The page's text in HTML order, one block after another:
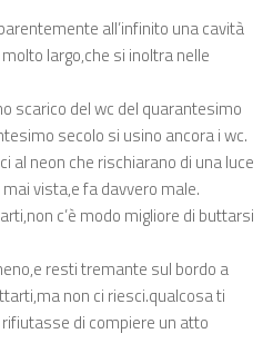
all’infinito una cavità
largo,che si inoltra nelle
scarico del wc del quarantesimo
secolo si usino ancora i wc.
al neon che rischiarano di una luce
vista,e fa davvero male.
c’è modo migliore di buttarsi
resti tremante sul bordo a
non ci riesci.qualcosa ti
di compiere un atto